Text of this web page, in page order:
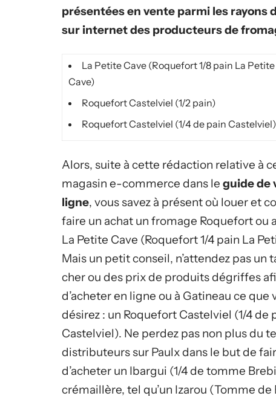
présentées en vente parmi les rayons
sur internet des producteurs de
La Petite Cave (Roquefort 1/8 pain La Petite
Cave)
Roquefort Castelviel (1/2 pain)
Roquefort Castelviel (1/4 de pain Castelviel)
Alors, suite à cette rédaction relative à
magasin e-commerce dans le guide de
ligne, vous savez à présent où louer et
faire un achat un fromage Roquefort ou
La Petite Cave (Roquefort 1/4 pain La
Mais un petit conseil, n’attendez pas un
cher ou des prix de produits dégriffes
d’acheter en ligne ou à Gatineau ce que
désirez : un Roquefort Castelviel (1/4 de
Castelviel). Ne perdez pas non plus du
distributeurs sur Paulx dans le but de
d’acheter un Ibargui (1/4 de tomme
crémaillère, tel qu’un Izarou (Tomme